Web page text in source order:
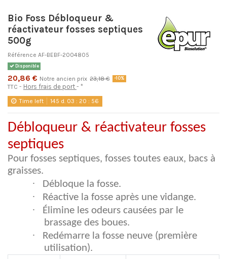
Bio Foss Débloqueur &
réactivateur fosses septiques
500g
Référence AF-BEBF-2004805
Disponible
20,86 € Notre ancien prix 23,18 € -10%
TTC Hors frais de port *
Time left 145 d. 03 : 20 : 55
Débloqueur & réactivateur fosses
septiques
Pour fosses septiques, fosses toutes eaux, bacs à
graisses.
· Débloque la fosse.
· Réactive la fosse après une vidange.
·
Élimine les odeurs causées par le
brassage des boues.
·
Redémarre la fosse neuve (première
utilisation).